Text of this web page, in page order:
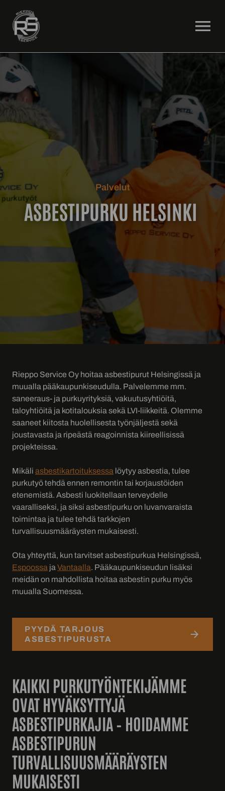
Palvelut
ASBESTIPURKU HELSINKI
Rieppo Service Oy hoitaa asbestipurut Helsingissä ja
muualla pääkaupunkiseudulla. Palvelemme mm.
saneeraus- ja purkuyrityksiä, vakuutusyhtiöitä,
taloyhtiöitä ja kotitalouksia sekä LVI-liikkeitä. Olemme
saaneet kiitosta huolellisesta työnjäljestä sekä
joustavasta ja ripeästä reagoinnista kiireellisissä
projekteissa.
Mikäli asbestikartoituksessa löytyy asbestia, tulee
purkutyö tehdä ennen remontin tai korjaustöiden
etenemistä. Asbesti luokitellaan terveydelle
vaaralliseksi, ja siksi asbestipurku on luvanvaraista
toimintaa ja tulee tehdä tarkkojen
turvallisuusmääräysten mukaisesti.
Ota yhteyttä, kun tarvitset asbestipurkua Helsingissä,
Espoossa ja Vantaalla. Pääkaupunkiseudun lisäksi
meidän on mahdollista hoitaa asbestin purku myös
muualla Suomessa.
PYYDÄ TARJOUS
ASBESTIPURUSTA
KAIKKI PURKUTYÖNTEKIJÄMME
OVAT HYVÄKSYTTYJÄ
ASBESTIPURKAJIA – HOIDAMME
ASBESTIPURUN
TURVALLISUUSMÄÄRÄYSTEN
MUKAISESTI